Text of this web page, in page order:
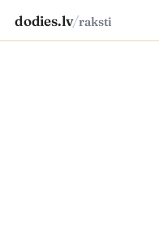
dodies.lv/raksti